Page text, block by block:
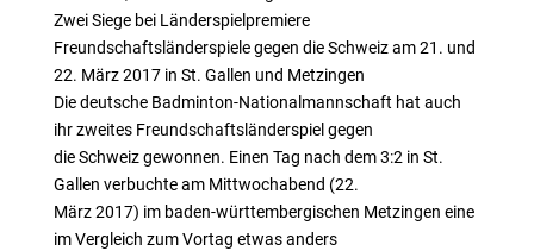
Zwei Siege bei Länderspielpremiere
Freundschaftsländerspiele gegen die Schweiz am 21. und
22. März 2017 in St. Gallen und Metzingen
Die deutsche Badminton-Nationalmannschaft hat auch
ihr zweites Freundschaftsländerspiel gegen
die Schweiz gewonnen. Einen Tag nach dem 3:2 in St.
Gallen verbuchte am Mittwochabend (22.
März 2017) im baden-württembergischen Metzingen eine
im Vergleich zum Vortag etwas anders